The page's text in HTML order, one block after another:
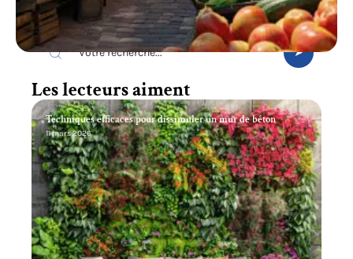
Recherche
Les lecteurs aiment
Techniques efficaces pour dissimuler un mur de béton
11 mars 2026